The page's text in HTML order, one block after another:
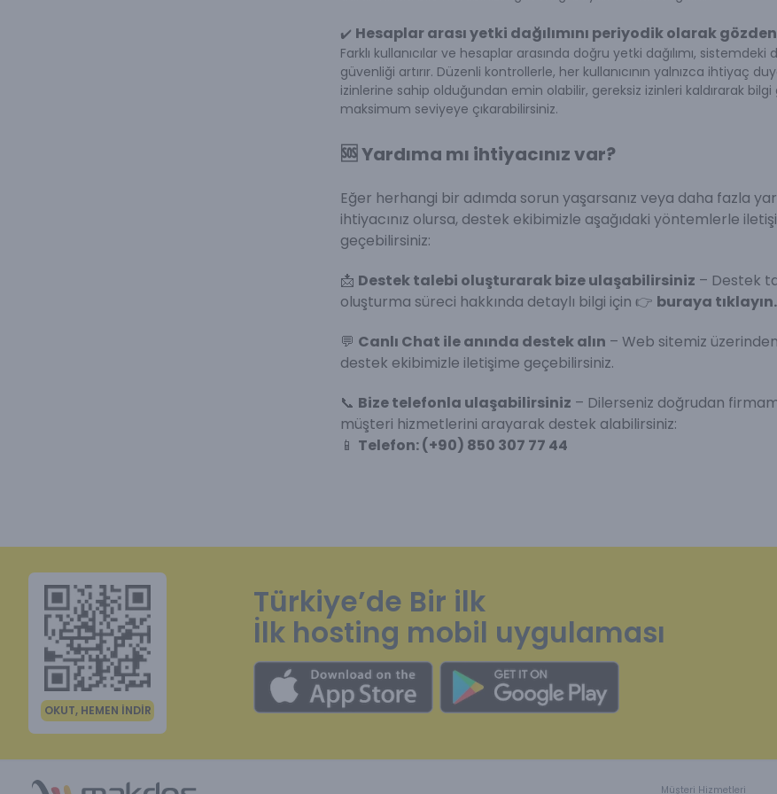
✔️ Hesaplar arası yetki dağılımını periyodik olarak
Farklı kullanıcılar ve hesaplar arasında doğru yetki dağılımı, sistemdeki
güvenliği artırır. Düzenli kontrollerle, her kullanıcının yalnızca ihtiyaç
izinlerine sahip olduğundan emin olabilir, gereksiz izinleri kaldırarak bilgi
maksimum seviyeye çıkarabilirsiniz.
🆘 Yardıma mı ihtiyacınız var?
Eğer herhangi bir adımda sorun yaşarsanız veya daha fazla
ihtiyacınız olursa, destek ekibimizle aşağıdaki yöntemlerle
geçebilirsiniz:
📩 Destek talebi oluşturarak bize ulaşabilirsiniz – Destek
oluşturma süreci hakkında detaylı bilgi için 👉 buraya tıklayın.
💬 Canlı Chat ile anında destek alın – Web sitemiz
destek ekibimizle iletişime geçebilirsiniz.
📞 Bize telefonla ulaşabilirsiniz – Dilerseniz doğrudan
müşteri hizmetlerini arayarak destek alabilirsiniz:
📱 Telefon: (+90) 850 307 77 44
OKUT, HEMEN İNDİR
Türkiye’de Bir ilk
İlk hosting mobil uygulaması
Müşteri Hizmetleri